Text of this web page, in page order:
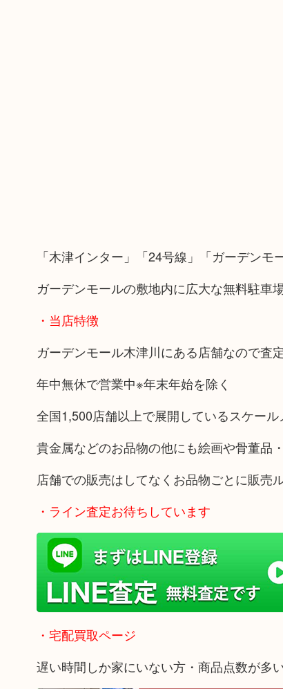
「木津インター」「24号線」「ガーデンモ
ガーデンモールの敷地内に広大な無料駐車
・当店特徴
ガーデンモール木津川にある店舗なので査
年中無休で営業中※年末年始を除く
全国1,500店舗以上で展開しているスケール
貴金属などのお品物の他にも絵画や骨董品
店舗での販売はしてなくお品物ごとに販売
・ライン査定お待ちしています
・宅配買取ページ
遅い時間しか家にいない方・商品点数が多